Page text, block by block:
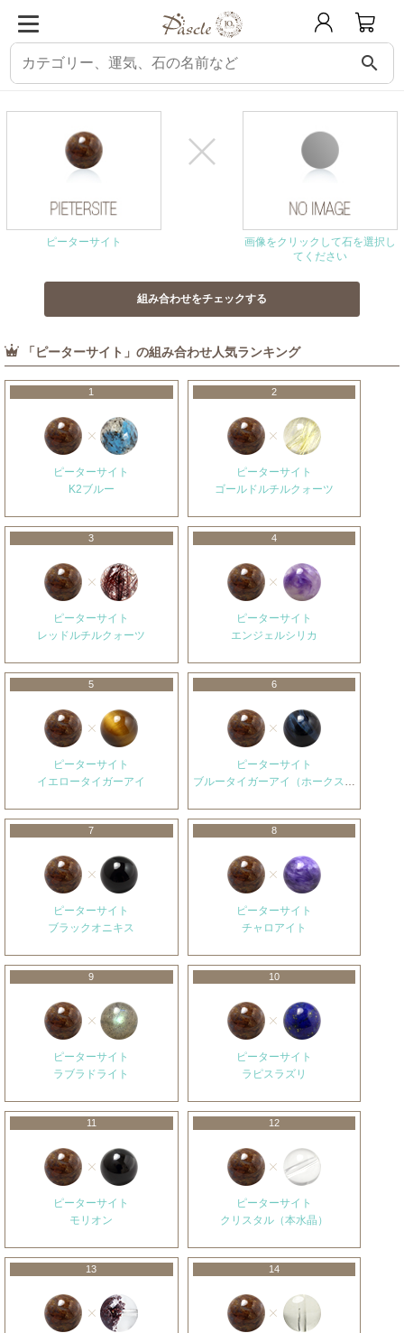
search
パスクル 組み合わせ・相性チェック ピーターサイトと相性の良い石
ピーターサイト
画像をクリックして石を選択し
てください
「ピーターサイト」の組み合わせ人気ランキング
1
ピーターサイト
K2ブルー
2
ピーターサイト
ゴールドルチルクォーツ
3
ピーターサイト
レッドルチルクォーツ
4
ピーターサイト
エンジェルシリカ
5
ピーターサイト
イエロータイガーアイ
6
ピーターサイト
ブルータイガーアイ（ホークスアイ）
7
ピーターサイト
ブラックオニキス
8
ピーターサイト
チャロアイト
9
ピーターサイト
ラブラドライト
10
ピーターサイト
ラピスラズリ
11
ピーターサイト
モリオン
12
ピーターサイト
クリスタル（本水晶）
13 14